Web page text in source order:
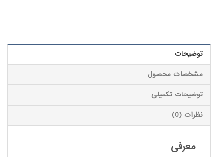
توضیحات
مشخصات محصول
توضیحات تکمیلی
نظرات (0)
معرفی